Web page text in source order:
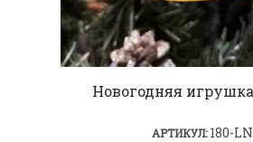
Новогодняя
АРТИКУЛ:180-LN